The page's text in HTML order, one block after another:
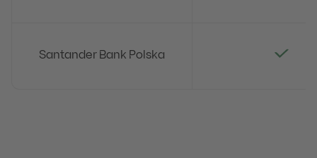
Santander Bank Polska